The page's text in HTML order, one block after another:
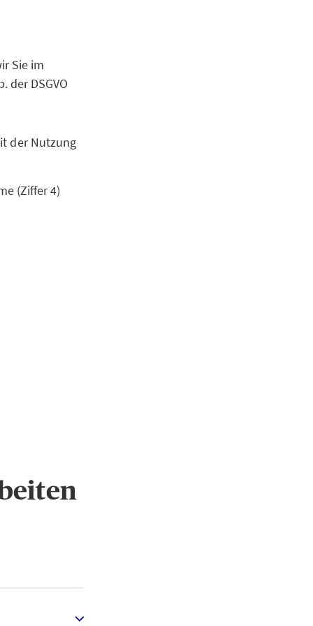
Sie im
DSGVO
der Nutzung
(Ziffer 4)